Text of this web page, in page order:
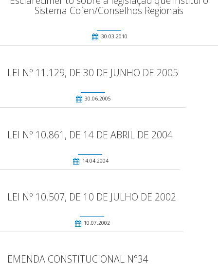
Sistema Cofen/Conselhos Regionais
30.03.2010
LEI Nº 11.129, DE 30 DE JUNHO DE 2005
30.06.2005
LEI Nº 10.861, DE 14 DE ABRIL DE 2004
14.04.2004
LEI Nº 10.507, DE 10 DE JULHO DE 2002
10.07.2002
EMENDA CONSTITUCIONAL N°34